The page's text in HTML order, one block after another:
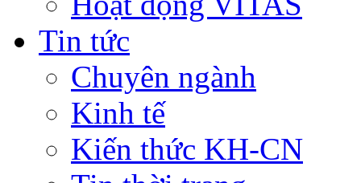
Tin tức
Chuyên ngành
Kinh tế
Kiến thức KH-CN